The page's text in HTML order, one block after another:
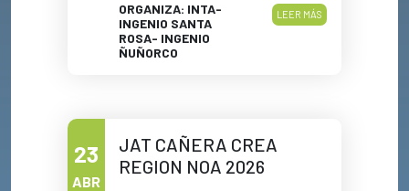
ORGANIZA: INTA-
INGENIO SANTA
ROSA- INGENIO
ÑUÑORCO
LEER MÁS
23
ABR
JAT CAÑERA CREA
REGION NOA 2026